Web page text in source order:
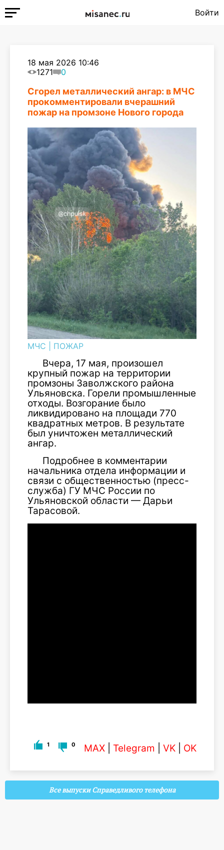
Войти
18 мая 2026 10:46
1271
0
Сгорел металлический ангар: в МЧС
прокомментировали вчерашний
пожар на промзоне Нового города
МЧС ПОЖАР
Вчера, 17 мая, произошел
крупный пожар на территории
промзоны Заволжского района
Ульяновска. Горели промышленные
отходы. Возгорание было
ликвидировано на площади 770
квадратных метров. В результате
был уничтожен металлический
ангар.
Подробнее в комментарии
начальника отдела информации и
связи с общественностью (пресс-
служба) ГУ МЧС России по
Ульяновской области — Дарьи
Тарасовой.
1 0 MAX Telegram VK OK
Все выпуски Справедливого телефона